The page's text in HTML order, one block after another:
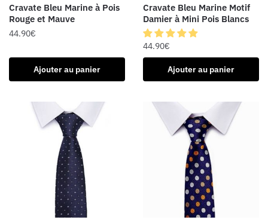
Cravate Bleu Marine à Pois
Rouge et Mauve
44.90€
Ajouter au panier
Cravate Bleu Marine Motif
Damier à Mini Pois Blancs
44.90€
Ajouter au panier